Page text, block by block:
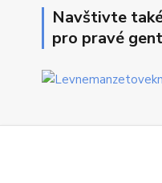
Navštivte
pro pravé